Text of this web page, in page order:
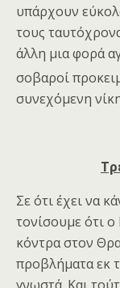
υπάρχουν
τους
άλλη μια φορά
σοβαροί
συνεχόμενη
Σε ότι έχει να
τονίσουμε ότι ο
κόντρα στον
προβλήματα εκ